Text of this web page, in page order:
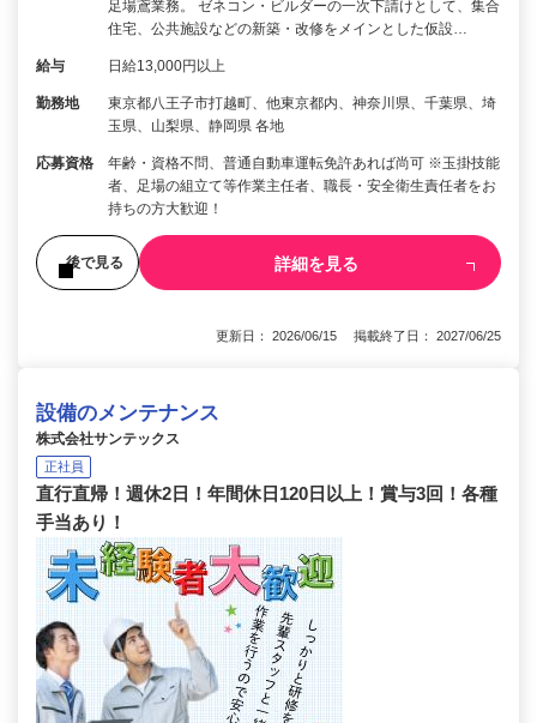
足場鳶業務。 ゼネコン・ビルダーの一次下請けとして、集合
住宅、公共施設などの新築・改修をメインとした仮設…
給与 日給13,000円以上
勤務地
東京都八王子市打越町、他東京都内、神奈川県、千葉県、埼
玉県、山梨県、静岡県 各地
応募資格
年齢・資格不問、普通自動車運転免許あれば尚可 ※玉掛技能
者、足場の組立て等作業主任者、職長・安全衛生責任者をお
持ちの方大歓迎！
後で見る 詳細を見る
更新日： 2026/06/15 掲載終了日： 2027/06/25
設備のメンテナンス
株式会社サンテックス
正社員
直行直帰！週休2日！年間休日120日以上！賞与3回！各種
手当あり！